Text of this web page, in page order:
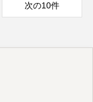
次の10件